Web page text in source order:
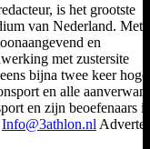
is het grootste
van Nederland. Met
en
met zustersite
bijna twee keer
en alle
en zijn beoefenaars
Info@3athlon.nl